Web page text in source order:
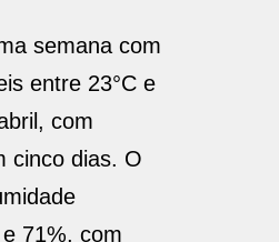
semana com
entre 23°C e
com
cinco dias. O
71%, com